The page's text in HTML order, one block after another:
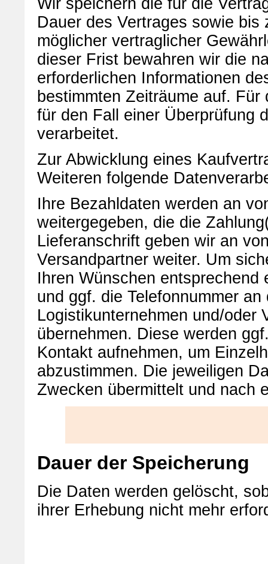
Dauer des Vertrages sowie
möglicher vertraglicher
dieser Frist bewahren wir die
erforderlichen Informationen
bestimmten Zeiträume auf.
für den Fall einer Überprüfung
verarbeitet.
Zur Abwicklung eines
Weiteren folgende
Ihre Bezahldaten werden an
weitergegeben, die die
Lieferanschrift geben wir an
Versandpartner weiter. Um
Ihren Wünschen
und ggf. die Telefonnummer
Logistikunternehmen und/oder
übernehmen. Diese werden
Kontakt aufnehmen, um
abzustimmen. Die jeweiligen
Zwecken übermittelt und nach
Dauer der Speicherung
Die Daten werden gelöscht,
ihrer Erhebung nicht mehr